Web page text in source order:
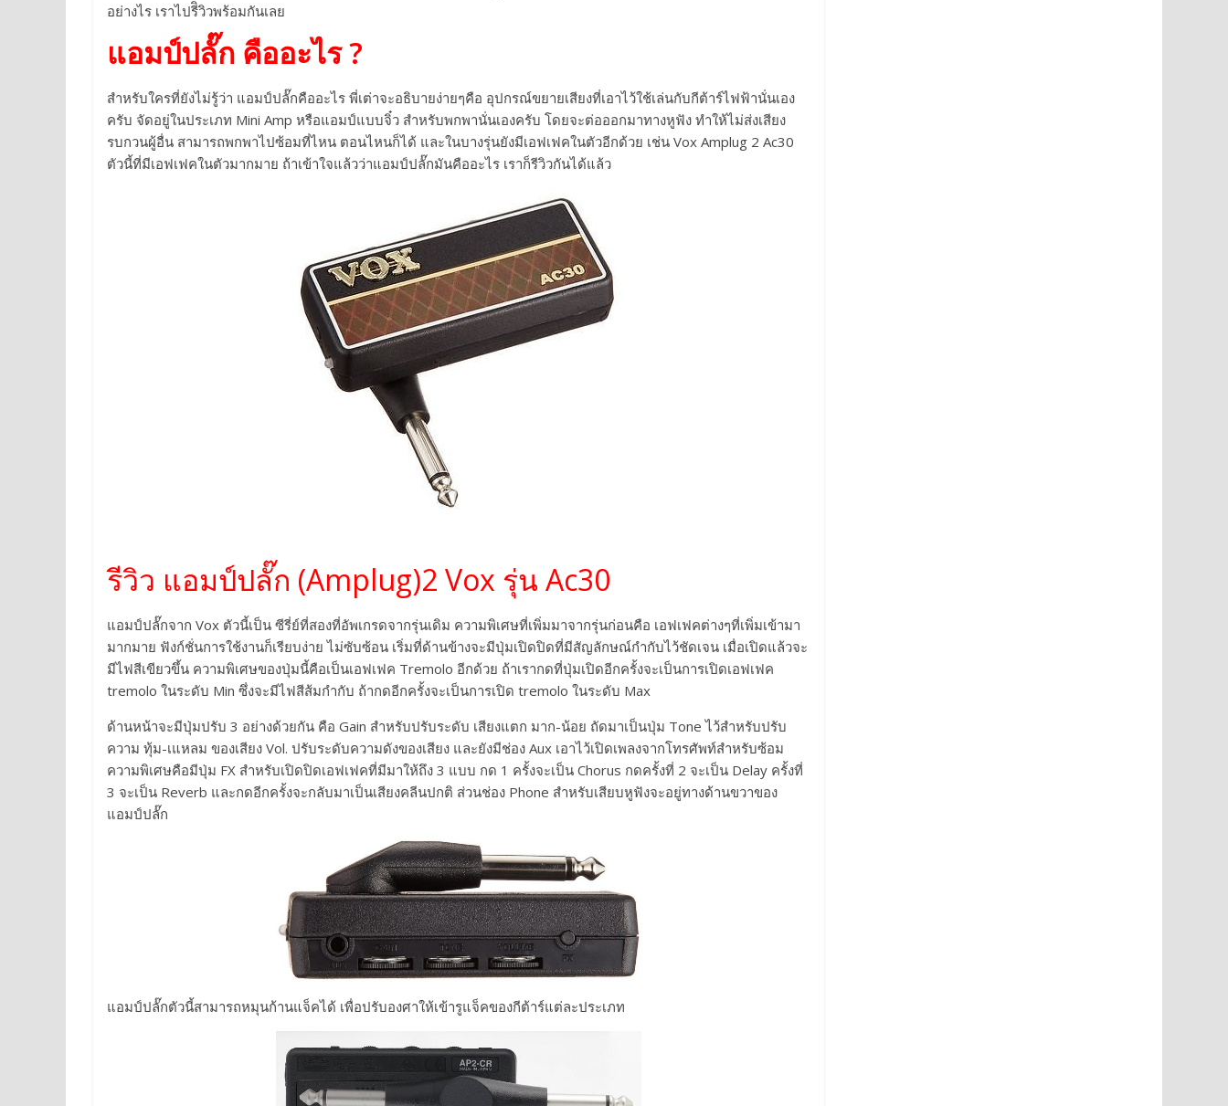
อย่างไร เราไปรีิวิวพร้อมกันเลย
แอมป์ปลั๊ก คืออะไร ?
สำหรับใครที่ยังไม่รู้ว่า แอมป์ปลั๊กคืออะไร พี่เต่าจะอธิบายง่ายๆคือ อุปกรณ์ขยายเสียงที่เอาไว้ใช้เล่นกับกีต้าร์ไฟฟ้านั่นเอง
ครับ จัดอยู่ในประเภท Mini Amp หรือแอมป์แบบจิ๋ว สำหรับพกพานั่นเองครับ โดยจะต่อออกมาทางหูฟัง ทำให้ไม่ส่งเสียง
รบกวนผู้อื่น สามารถพกพาไปซ้อมที่ไหน ตอนไหนก็ได้ และในบางรุ่นยังมีเอฟเฟคในตัวอีกด้วย เช่น Vox Amplug 2 Ac30
ตัวนี้ที่มีเอฟเฟคในตัวมากมาย ถ้าเข้าใจแล้วว่าแอมป์ปลั๊กมันคืออะไร เราก็รีวิวกันได้แล้ว
รีวิว แอมป์ปลั๊ก (Amplug)2 Vox รุ่น Ac30
แอมป์ปลั๊กจาก Vox ตัวนี้เป็น ซีรี่ย์ที่สองที่อัพเกรดจากรุ่นเดิม ความพิเศษที่เพิ่มมาจากรุ่นก่อนคือ เอฟเฟคต่างๆที่เพิ่มเข้ามา
มากมาย ฟังก์ชั่นการใช้งานก็เรียบง่าย ไม่ซับซ้อน เริ่มที่ด้านข้างจะมีปุ่มเปิดปิดที่มีสัญลักษณ์กำกับไว้ชัดเจน เมื่อเปิดแล้วจะ
มีไฟสีเขียวขึ้น ความพิเศษของปุ่มนี้คือเป็นเอฟเฟค Tremolo อีกด้วย ถ้าเรากดที่ปุ่มเปิดอีกครั้งจะเป็นการเปิดเอฟเฟค
tremolo ในระดับ Min ซึ่งจะมีไฟสีส้มกำกับ ถ้ากดอีกครั้งจะเป็นการเปิด tremolo ในระดับ Max
ด้านหน้าจะมีปุ่มปรับ 3 อย่างด้วยกัน คือ Gain สำหรับปรับระดับ เสียงแตก มาก-น้อย ถัดมาเป็นปุ่ม Tone ไว้สำหรับปรับ
ความ ทุ้ม-เแหลม ของเสียง Vol. ปรับระดับความดังของเสียง และยังมีช่อง Aux เอาไว้เปิดเพลงจากโทรศัพท์สำหรับซ้อม
ความพิเศษคือมีปุ่ม FX สำหรับเปิดปิดเอฟเฟคที่มีมาให้ถึง 3 แบบ กด 1 ครั้งจะเป็น Chorus กดครั้งที่ 2 จะเป็น Delay ครั้งที่
3 จะเป็น Reverb และกดอีกครั้งจะกลับมาเป็นเสียงคลีนปกติ ส่วนช่อง Phone สำหรับเสียบหูฟังจะอยู่ทางด้านขวาของ
แอมป์ปลั๊ก
แอมป์ปลั๊กตัวนี้สามารถหมุนก้านแจ็คได้ เพื่อปรับองศาให้เข้ารูแจ็คของกีต้าร์แต่ละประเภท